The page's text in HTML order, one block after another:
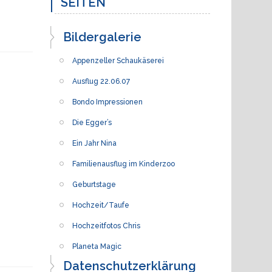
Bildergalerie
Appenzeller Schaukäserei
Ausflug 22.06.07
Bondo Impressionen
Die Egger’s
Ein Jahr Nina
Familienausflug im Kinderzoo
Geburtstage
Hochzeit/Taufe
Hochzeitfotos Chris
Planeta Magic
Datenschutzerklärung